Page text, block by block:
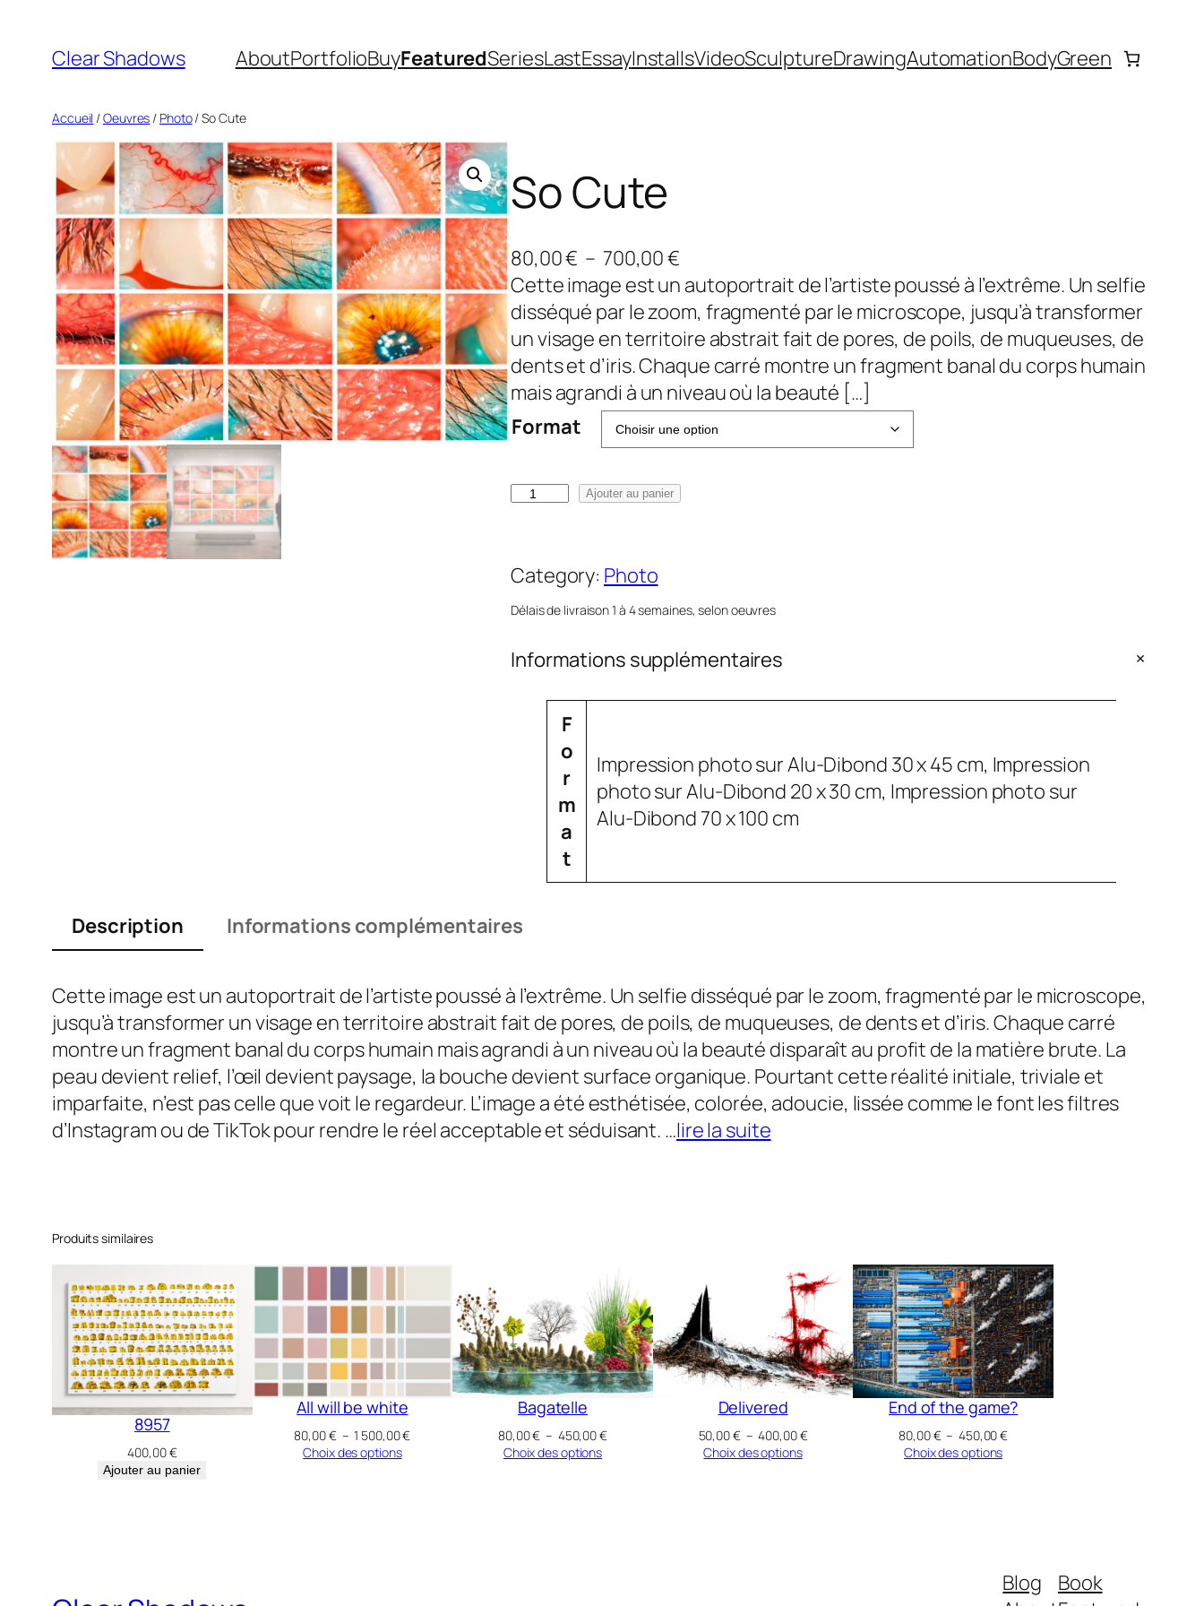
contenu
Clear Shadows AboutPortfolioBuyFeaturedSeriesLastEssayInstallsVideoSculptureDrawingAutomationBodyGreen
Accueil /Oeuvres / Photo/ So Cute
So Cute
80,00€ – 700,00€
l
a
g
e
d
e
p
i
8
,
€
à
7
0
€
Cette image est un autoportrait de l’artiste poussé à l’extrême. Un selfie
disséqué par le zoom, fragmenté par le microscope, jusqu’à transformer
un visage en territoire abstrait fait de pores, de poils, de muqueuses, de
dents et d’iris. Chaque carré montre un fragment banal du corps humain
mais agrandi à un niveau où la beauté […]
Format
q
n
t
t
Ajouter au panier
Category: Photo
Délais de livraison 1 à 4 semaines, selon oeuvres
Informations supplémentaires +
A
t
t
ri
b
u
t
a
l
e
r
F
o
r
m
a
t
Impression photo sur Alu-Dibond 30 x 45 cm, Impression
photo sur Alu-Dibond 20 x 30 cm, Impression photo sur
Alu-Dibond 70 x 100 cm
Description Informations complémentaires
Cette image est un autoportrait de l’artiste poussé à l’extrême. Un selfie disséqué par le zoom, fragmenté par le microscope,
jusqu’à transformer un visage en territoire abstrait fait de pores, de poils, de muqueuses, de dents et d’iris. Chaque carré
montre un fragment banal du corps humain mais agrandi à un niveau où la beauté disparaît au profit de la matière brute. La
peau devient relief, l’œil devient paysage, la bouche devient surface organique. Pourtant cette réalité initiale, triviale et
imparfaite, n’est pas celle que voit le regardeur. L’image a été esthétisée, colorée, adoucie, lissée comme le font les filtres
d’Instagram ou de TikTok pour rendre le réel acceptable et séduisant. …lire la suite
Produits similaires
8957
400,00€
Ajouter au panier
All will be white
80,00€ – 1 500,00€Plage
Choix des options
Bagatelle
80,00€ – 450,00€Plage
Choix des options
Delivered
50,00€ – 400,00€Plage
Choix des options
End of the game?
80,00€ – 450,00€Plage
Choix des options
Blog
Book